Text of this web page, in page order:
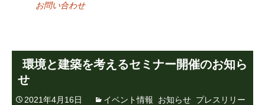
お問い合わせ
環境と建築を考えるセミナー開催のお知ら
せ
2021年4月16日 イベント情報 お知らせ プレスリリー